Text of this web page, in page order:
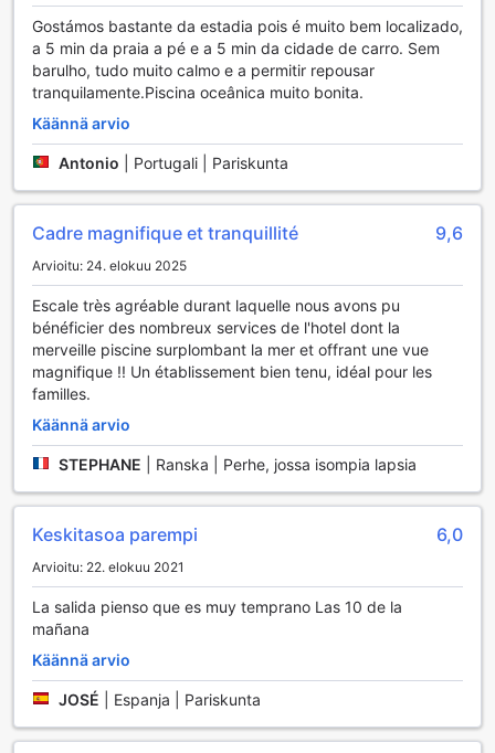
astua ulos, sillä paikan päällä on baari.
Prainha Clube tarjoaa loistavat vapaa-ajan palvelut ja tilat.
Palveluja tarjoava huoneisto tarjoaa suoran käynnin
rannalle, joten voit nauttia meren läheisyydestä koko
majoittumisen ajan. Vietä ilta rentouttavissa merkeissä
ottamalla suunnaksi majoituspaikan höyrysauna ja spa.
Palveluja tarjoava huoneisto tarjoaa uima-altaan leppoisaan
vapaa-ajan viettoon. Palveluja tarjoava huoneisto tarjoaa
käyttöösi kuntoilutilat, joiden avulla pidät kiinni
treeniohjelmasta tai lievität aikaerorasitusta. Vietä
hellepäivä vilvoittavilla vesillä! Harrastusmahdollisuuksia
ovat muun muassa sukellus ja purjelautailu.
Palveluja tarjoava huoneisto tarjoaa mahdollisuuden viettää
illan leikkimielisen kilpailun merkeissä, sillä käytettävissä on
tenniskenttä. Palveluja tarjoava huoneisto tarjoaa hyvät
mahdollisuudet viettää laatuaikaa perheen kanssa, sillä
paikan päällä on yhteinen lounge- ja tv-tila.
Miksi majoittua tänne
Täältä löydät varmasti erinomaisia vaihtoehtoja ruokailuun –
majoituspaikka on saanut aiemmilta majoittujilta
sijaitsevista ravintoloista kuin 99 % kaupungin muista
majoituspaikoista.
saanut mukavuudesta paremman arvosanan kuin 99 %
muista majoituspaikoista kohteessa Alvor.
Gostámos bastante da estadia pois é muito bem localizado,
a 5 min da praia a pé e a 5 min da cidade de carro. Sem
barulho, tudo muito calmo e a permitir repousar
tranquilamente.Piscina oceânica muito bonita.
Käännä arvio
Antonio Portugali | Pariskunta
Cadre magnifique et tranquillité 9,6
Arvioitu: 24. elokuu 2025
Escale très agréable durant laquelle nous avons pu
bénéficier des nombreux services de l'hotel dont la
merveille piscine surplombant la mer et offrant une vue
magnifique !! Un établissement bien tenu, idéal pour les
familles.
Käännä arvio
STEPHANE Ranska | Perhe, jossa isompia lapsia
Keskitasoa parempi 6,0
Arvioitu: 22. elokuu 2021
La salida pienso que es muy temprano Las 10 de la
mañana
Käännä arvio
JOSÉ Espanja | Pariskunta